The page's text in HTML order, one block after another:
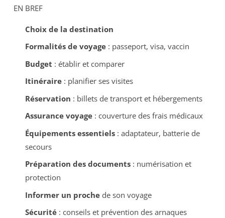
EN BREF
Choix de la destination
Formalités de voyage: passeport, visa, vaccin
Budget : établir et comparer
Itinéraire: planifier ses visites
Réservation : billets de transport et hébergements
Assurance voyage: couverture des frais médicaux
Équipements essentiels: adaptateur, batterie de
secours
Préparation des documents: numérisation et
protection
Informer un prochede son voyage
Sécurité: conseils et prévention des arnaques